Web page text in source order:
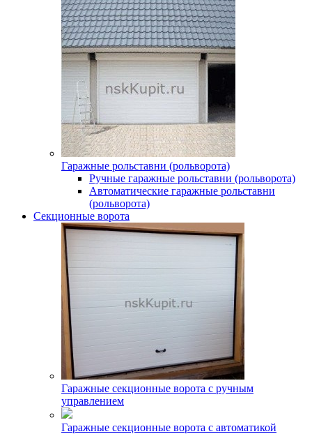
Гаражные рольставни (рольворота)
Ручные гаражные рольставни (рольворота)
Автоматические гаражные рольставни
(рольворота)
Секционные ворота
Гаражные секционные ворота с ручным
управлением
Гаражные секционные ворота с автоматикой